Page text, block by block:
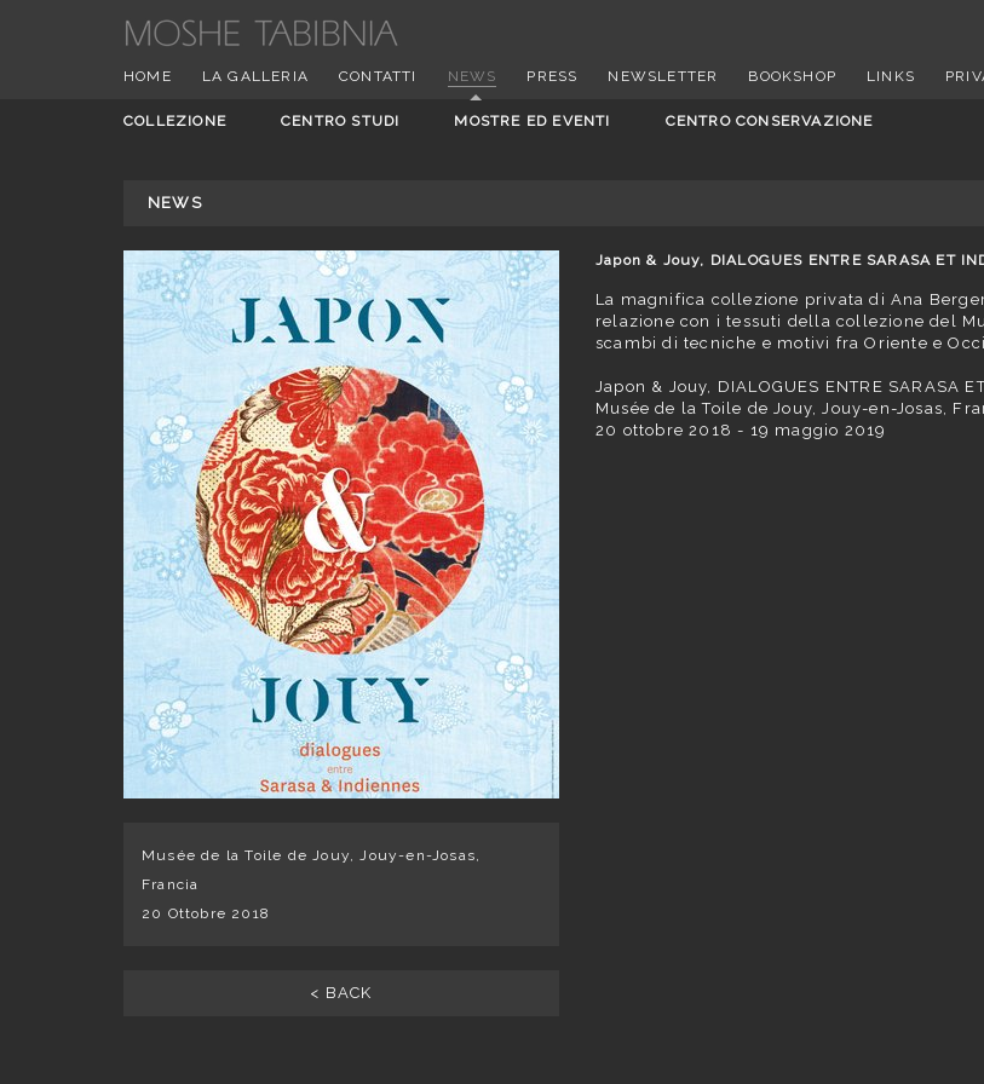
HOME LA GALLERIA CONTATTI NEWS PRESS NEWSLETTER BOOKSHOP LINKS
COLLEZIONE CENTRO STUDI MOSTRE ED EVENTI CENTRO CONSERVAZIONE
NEWS
Japon & Jouy, DIALOGUES ENTRE SARASA ET
La magnifica collezione privata di Ana
relazione con i tessuti della collezione del
scambi di tecniche e motivi fra Oriente e
Japon & Jouy, DIALOGUES ENTRE SARASA
Musée de la Toile de Jouy, Jouy-en-Josas,
20 ottobre 2018 - 19 maggio 2019
Musée de la Toile de Jouy, Jouy-en-Josas,
Francia
20 Ottobre 2018
< BACK